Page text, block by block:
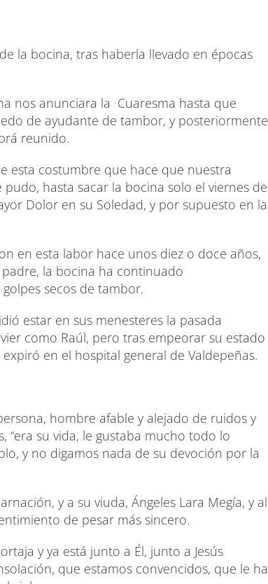
la bocina, tras haberla llevado en épocas
nos anunciara la Cuaresma hasta que
de ayudante de tambor, y posteriormente
reunido.
esta costumbre que hace que nuestra
hasta sacar la bocina solo el viernes de
Dolor en su Soledad, y por supuesto en la
en esta labor hace unos diez o doce años,
la bocina ha continuado
secos de tambor.
estar en sus menesteres la pasada
como Raúl, pero tras empeorar su estado
en el hospital general de Valdepeñas.
hombre afable y alejado de ruidos y
“era su vida, le gustaba mucho todo lo
y no digamos nada de su devoción por la
y a su viuda, Ángeles Lara Megía, y al
de pesar más sincero.
y ya está junto a Él, junto a Jesús
que estamos convencidos, que le ha